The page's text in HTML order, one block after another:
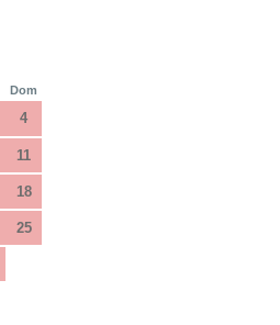
Dom
4
11
18
25